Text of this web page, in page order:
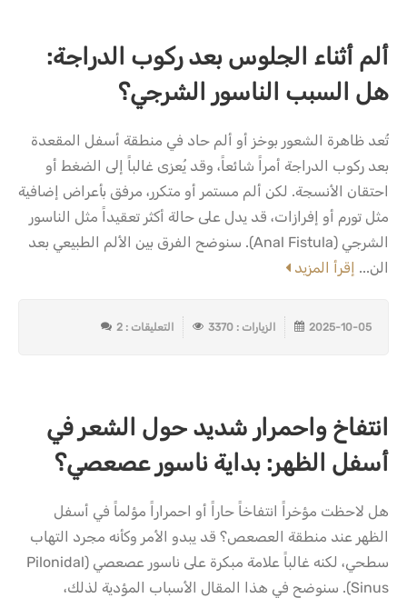
ألم أثناء الجلوس بعد ركوب الدراجة:
هل السبب الناسور الشرجي؟
تُعد ظاهرة الشعور بوخز أو ألم حاد في منطقة أسفل المقعدة
بعد ركوب الدراجة أمراً شائعاً، وقد يُعزى غالباً إلى الضغط أو
احتقان الأنسجة. لكن ألم مستمر أو متكرر، مرفق بأعراض إضافية
مثل تورم أو إفرازات، قد يدل على حالة أكثر تعقيداً مثل الناسور
الشرجي (Anal Fistula). سنوضح الفرق بين الألم الطبيعي بعد
الن... إقرأ المزيد
2025-10-05 الزيارات : 3370 التعليقات : 2
انتفاخ واحمرار شديد حول الشعر في
أسفل الظهر: بداية ناسور عصعصي؟
هل لاحظت مؤخراً انتفاخاً حاراً أو احمراراً مؤلماً في أسفل
الظهر عند منطقة العصعص؟ قد يبدو الأمر وكأنه مجرد التهاب
سطحي، لكنه غالباً علامة مبكرة على ناسور عصعصي (Pilonidal
Sinus). سنوضح في هذا المقال الأسباب المؤدية لذلك،